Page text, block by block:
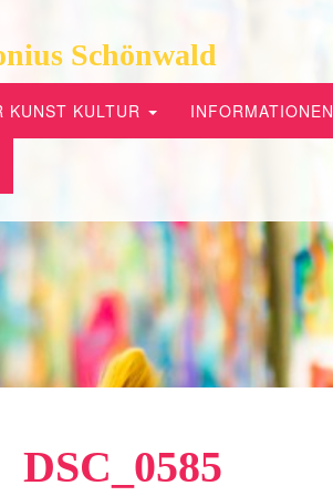
Schönwald
KUNST KULTUR INFORMATIONEN
DSC_0585